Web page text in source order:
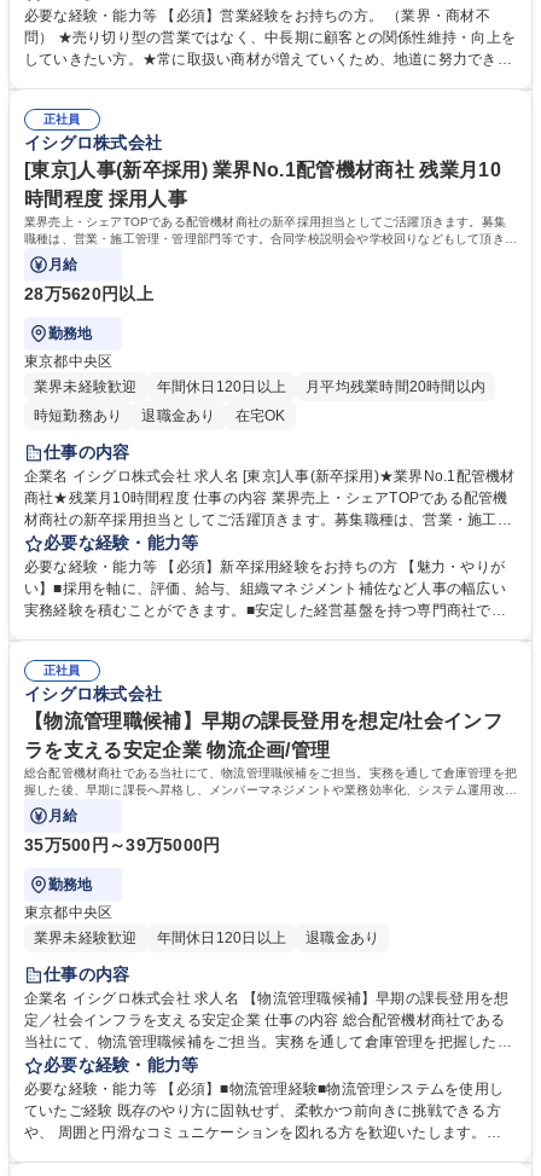
した営業活動を行って頂きます。 ■地元管材販売店やサブコンなど既存顧
客への定期訪問を通じてニーズヒアリングと信頼関係構築■最適な配管機
材の提案・見積作成、納品スケジュールの調整、請求・集金業務まで、お
な自社物流網(トラック220台,全国40以上の物流拠点) 募集職種 【釧路】
ルート営業/年休126日 管材専門商社国内TOPシェア
必要な経験・能力等 【必須】営業経験をお持ちの方。 （業界・商材不
問） ★売り切り型の営業ではなく、中長期に顧客との関係性維持・向上を
していきたい方。★常に取扱い商材が増えていくため、地道に努力できる
による、高い価格優位性。 ■年間休日126日以上(土日祝休み)で長期的なキ
ャリアを築ける環境。 ■「あなたに任せたい」と信頼される、関係性構築
型の営業スタイルを追求できます。 学歴・資格 学歴：大学院 大学 高専 短
大 専修学校 高校 語学力： 資格：第一種運転免許普通自動車
正社員
イシグロ株式会社
[東京]人事(新卒採用) 業界No.1配管機材商社 残業月10
時間程度 採用人事
業界売上・シェアTOPである配管機材商社の新卒採用担当としてご活躍頂きます。募集
職種は、営業・施工管理・管理部門等です。合同学校説明会や学校回りなどもして頂きま
す。
月給
28万5620円以上
勤務地
東京都中央区
業界未経験歓迎
年間休日120日以上
月平均残業時間20時間以内
時短勤務あり
退職金あり 在宅OK
仕事の内容
企業名 イシグロ株式会社 求人名 [東京]人事(新卒採用)★業界No.1配管機材
商社★残業月10時間程度 仕事の内容 業界売上・シェアTOPである配管機
材商社の新卒採用担当としてご活躍頂きます。募集職種は、営業・施工管
理・管理部門等です。合同学校説明会や学校回りなどもして頂きます。 ■
採用業務全般（主に新卒採用の戦略立案～実行、内定者フォロー） ■評価
制度の運用サポート■給与関連業務（データ集計、関連部署との連携な
ど）■社内書類受付（稟申手続き等の事務処理）■組織マネジメント補佐
種 [東京]人事(新卒採用)★業界No.1配管機材商社★残業月10時間程度
必要な経験・能力等
必要な経験・能力等 【必須】新卒採用経験をお持ちの方 【魅力・やりが
い】■採用を軸に、評価、給与、組織マネジメント補佐など人事の幅広い
実務経験を積むことができます。■安定した経営基盤を持つ専門商社で、
資格 学歴：大学院 大学 高専 短大 専修学校 語学力： 資格：第一種運転免
許普通自動車
正社員
イシグロ株式会社
【物流管理職候補】早期の課長登用を想定/社会インフ
ラを支える安定企業 物流企画/管理
総合配管機材商社である当社にて、物流管理職候補をご担当。実務を通して倉庫管理を把
握した後、早期に課長へ昇格し、メンバーマネジメントや業務効率化、システム運用改善
に向けた施策立案を主導して頂きます。
月給
35万500円～39万5000円
勤務地
東京都中央区
業界未経験歓迎
年間休日120日以上 退職金あり
仕事の内容
企業名 イシグロ株式会社 求人名 【物流管理職候補】早期の課長登用を想
定／社会インフラを支える安定企業 仕事の内容 総合配管機材商社である
当社にて、物流管理職候補をご担当。実務を通して倉庫管理を把握した
後、早期に課長へ昇格し、メンバーマネジメントや業務効率化、システム
運用改善に向けた施策立案を主導して頂きます。 ■取扱商材約40万点の入
出庫や在庫管理および配送手配の最適化■既存物流システムの運用とデー
タ分析に基づく庫内レイアウト改善■メンバーのシフトや労務管理および
必要な経験・能力等
必要な経験・能力等 【必須】■物流管理経験■物流管理システムを使用し
ていたご経験 既存のやり方に固執せず、柔軟かつ前向きに挑戦できる方
や、 周囲と円滑なコミュニケーションを図れる方を歓迎いたします。